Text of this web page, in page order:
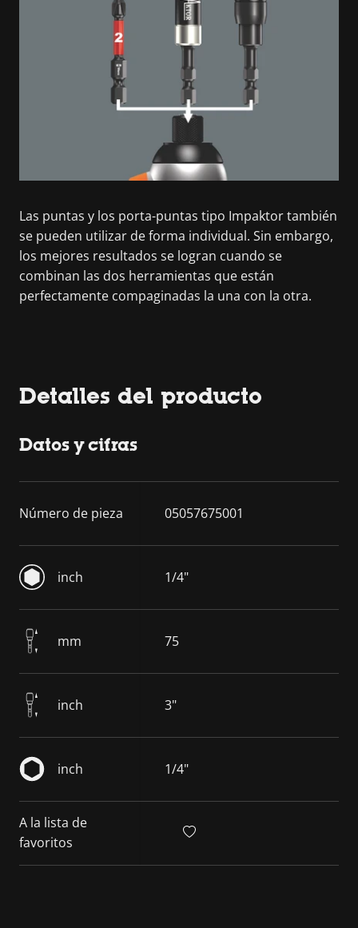
Las puntas y los porta-puntas tipo Impaktor también
se pueden utilizar de forma individual. Sin embargo,
los mejores resultados se logran cuando se
combinan las dos herramientas que están
perfectamente compaginadas la una con la otra.
Detalles del producto
Datos y cifras
Número de pieza 05057675001
inch 1/4"
mm 75
inch 3"
inch 1/4"
A la lista de
favoritos